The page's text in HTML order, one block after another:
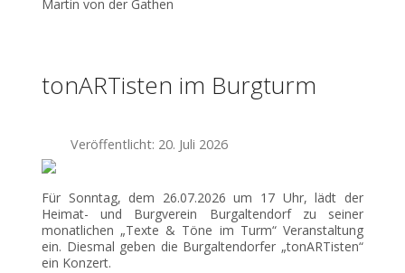
Martin von der Gathen
tonARTisten im Burgturm
Veröffentlicht: 20. Juli 2026
Für Sonntag, dem 26.07.2026 um 17 Uhr, lädt der
Heimat- und Burgverein Burgaltendorf zu seiner
monatlichen „Texte & Töne im Turm“ Veranstaltung
ein. Diesmal geben die Burgaltendorfer „tonARTisten“
ein Konzert.